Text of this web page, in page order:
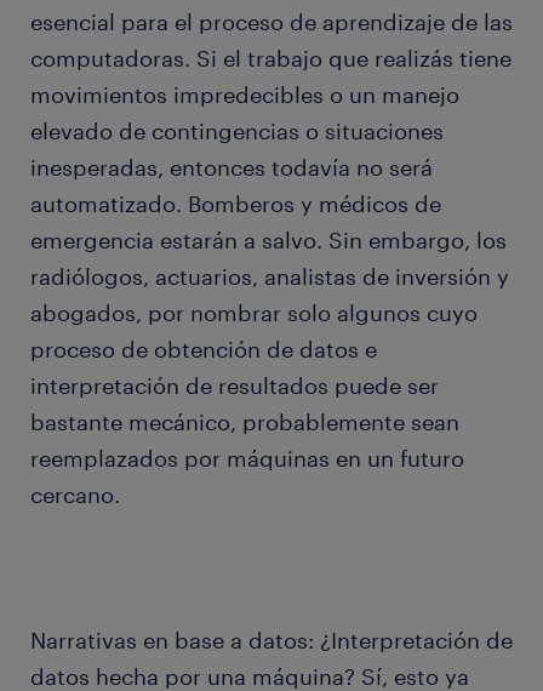
esencial para el proceso de aprendizaje de las
computadoras. Si el trabajo que realizás tiene
movimientos impredecibles o un manejo
elevado de contingencias o situaciones
inesperadas, entonces todavía no será
automatizado. Bomberos y médicos de
emergencia estarán a salvo. Sin embargo, los
radiólogos, actuarios, analistas de inversión y
abogados, por nombrar solo algunos cuyo
proceso de obtención de datos e
interpretación de resultados puede ser
bastante mecánico, probablemente sean
reemplazados por máquinas en un futuro
cercano.
Narrativas en base a datos: ¿Interpretación de
datos hecha por una máquina? Sí, esto ya